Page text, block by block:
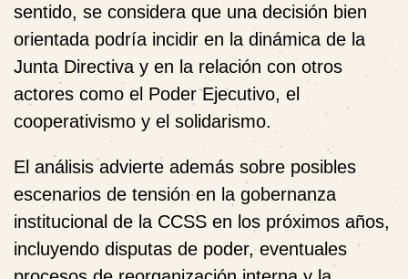
sentido, se considera que una decisión bien
orientada podría incidir en la dinámica de la
Junta Directiva y en la relación con otros
actores como el Poder Ejecutivo, el
cooperativismo y el solidarismo.
El análisis advierte además sobre posibles
escenarios de tensión en la gobernanza
institucional de la CCSS en los próximos años,
incluyendo disputas de poder, eventuales